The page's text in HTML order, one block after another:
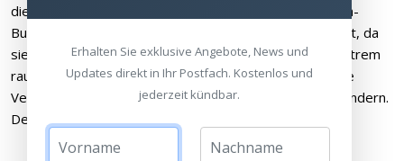
die symmetrischen XLR- oder die konventionellen Cinch-
Buchsen – für alle Arten analoger Audioquellen geeignet, da
sie über eine ideale Eingangsimpedanz mit linearen, extrem
rauscharmen Pufferverstärkern verfügen, um klangliche
Verschlechterungen durch eine Fehlanpassung zu verhindern.
Details, die man hören kann.
Erhalten Sie exklusive Angebote, News und
Updates direkt in Ihr Postfach. Kostenlos und
jederzeit kündbar.